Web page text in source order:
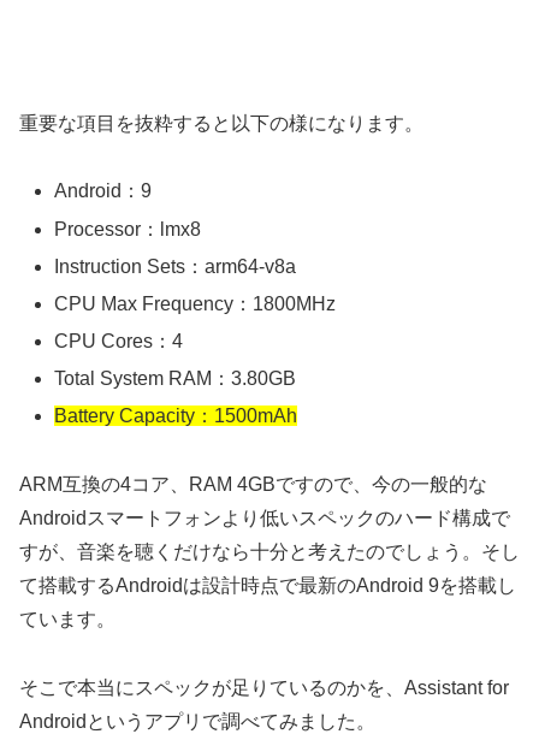
重要な項目を抜粋すると以下の様になります。
Android：9
Processor：lmx8
Instruction Sets：arm64-v8a
CPU Max Frequency：1800MHz
CPU Cores：4
Total System RAM：3.80GB
Battery Capacity：1500mAh
ARM互換の4コア、RAM 4GBですので、今の一般的な
Androidスマートフォンより低いスペックのハード構成で
すが、音楽を聴くだけなら十分と考えたのでしょう。そし
て搭載するAndroidは設計時点で最新のAndroid 9を搭載し
ています。
そこで本当にスペックが足りているのかを、Assistant for
Androidというアプリで調べてみました。